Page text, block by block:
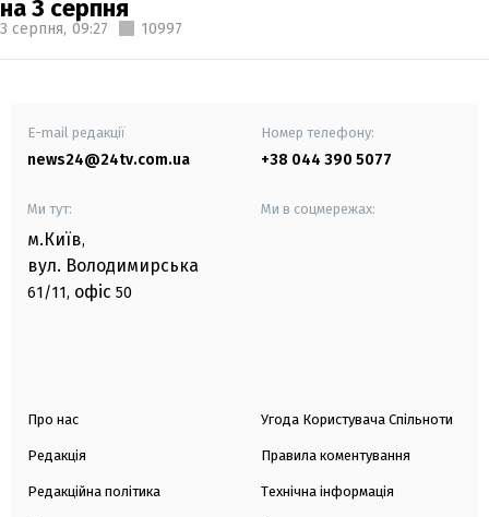
на 3 серпня
3 серпня, 09:27 10997
E-mail редакції
news24@24tv.com.ua
Номер телефону:
+38 044 390 5077
Ми тут:
м.Київ,
вул. Володимирська
61/11, офіс 50
Ми в соцмережах:
Про нас
Редакція
Редакційна політика
Угода Користувача Спільноти
Правила коментування
Технічна інформація